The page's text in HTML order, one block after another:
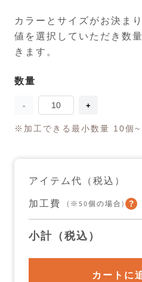
カラーとサイズがお決ま
値を選択していただき数
きます。
数
数量
moment
の
を
ら
moment
の
を
や
※加工できる最小数量 10個~
アイテム代（税込）
加工費
(※50個の場合)
小計（税込）
カートに